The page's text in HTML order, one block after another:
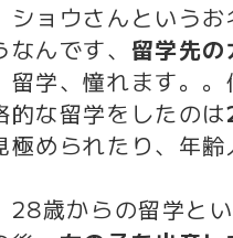
ショウさんという
んです、 留学先
留学、憧れます。。
な留学をしたのは
極められたり、年
28歳からの留学と